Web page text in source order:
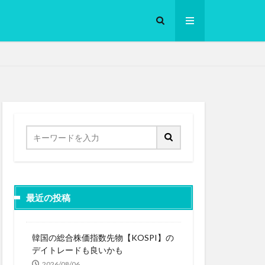
最近の投稿
韓国の総合株価指数先物【KOSPI】の
デイトレードも良いかも